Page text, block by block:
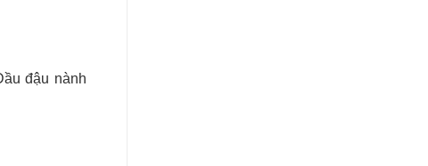
đậu nành